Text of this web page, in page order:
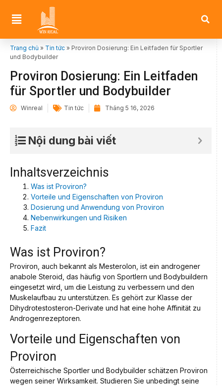
Trang chủ » Tin tức » Proviron Dosierung: Ein Leitfaden für Sportler
und Bodybuilder
Proviron Dosierung: Ein Leitfaden
für Sportler und Bodybuilder
Winreal Tin tức Tháng 5 16, 2026
Nội dung bài viết
Inhaltsverzeichnis
Was ist Proviron?
Vorteile und Eigenschaften von Proviron
Dosierung und Anwendung von Proviron
Nebenwirkungen und Risiken
Fazit
Was ist Proviron?
Proviron, auch bekannt als Mesterolon, ist ein androgener
anabole Steroid, das häufig von Sportlern und Bodybuildern
eingesetzt wird, um die Leistung zu verbessern und den
Muskelaufbau zu unterstützen. Es gehört zur Klasse der
Dihydrotestosteron-Derivate und hat eine hohe Affinität zu
Androgenrezeptoren.
Vorteile und Eigenschaften von
Proviron
Österreichische Sportler und Bodybuilder schätzen Proviron
wegen seiner Wirksamkeit. Studieren Sie unbedingt seine